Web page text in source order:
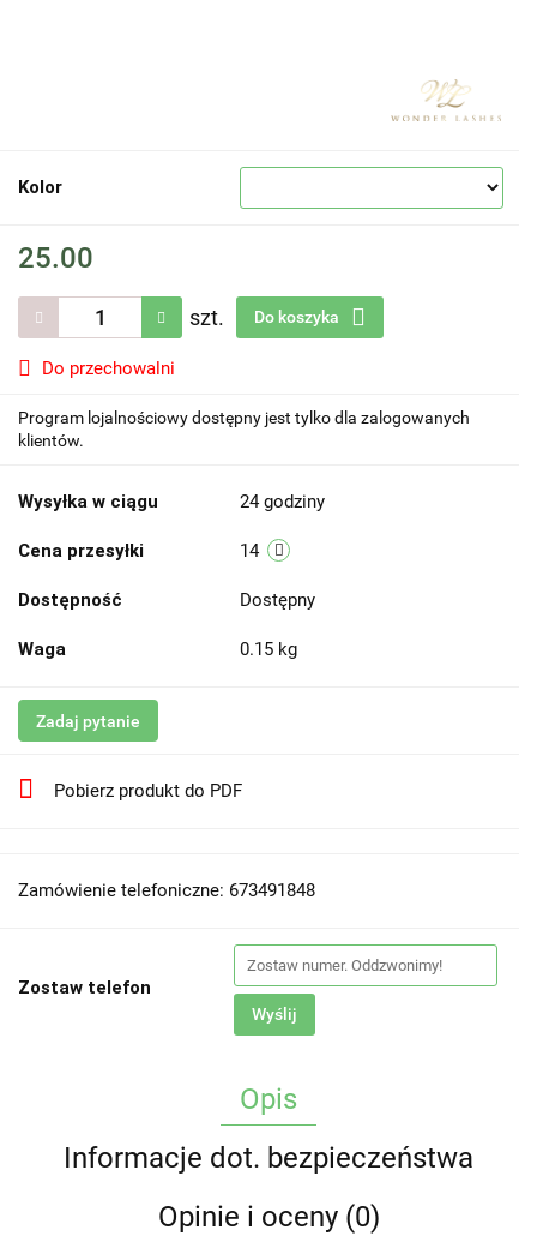
Kolor
25.00
szt. Do koszyka
Do przechowalni
Program lojalnościowy dostępny jest tylko dla zalogowanych
klientów.
Wysyłka w ciągu 24 godziny
Cena przesyłki 14
Dostępność Dostępny
Waga 0.15 kg
Zadaj pytanie
Pobierz produkt do PDF
Zamówienie telefoniczne: 673491848
Zostaw telefon
Wyślij
Opis
Informacje dot. bezpieczeństwa
Opinie i oceny (0)